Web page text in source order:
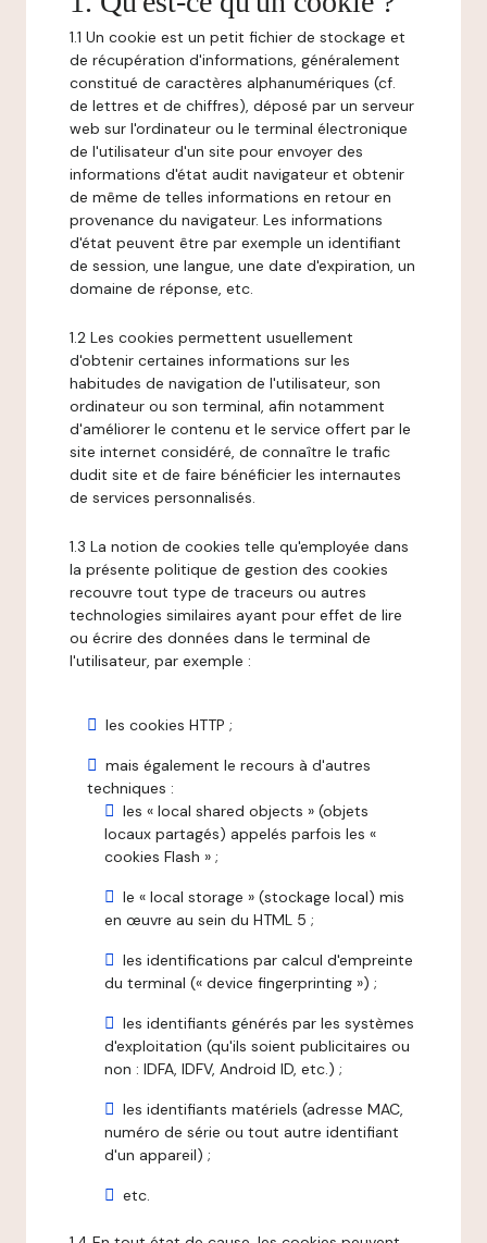
1.1 Un cookie est un petit fichier de stockage et
de récupération d'informations, généralement
constitué de caractères alphanumériques (cf.
de lettres et de chiffres), déposé par un serveur
web sur l'ordinateur ou le terminal électronique
de l'utilisateur d'un site pour envoyer des
informations d'état audit navigateur et obtenir
de même de telles informations en retour en
provenance du navigateur. Les informations
d'état peuvent être par exemple un identifiant
de session, une langue, une date d'expiration, un
domaine de réponse, etc.
1.2 Les cookies permettent usuellement
d'obtenir certaines informations sur les
habitudes de navigation de l'utilisateur, son
ordinateur ou son terminal, afin notamment
d'améliorer le contenu et le service offert par le
site internet considéré, de connaître le trafic
dudit site et de faire bénéficier les internautes
de services personnalisés.
1.3 La notion de cookies telle qu'employée dans
la présente politique de gestion des cookies
recouvre tout type de traceurs ou autres
technologies similaires ayant pour effet de lire
ou écrire des données dans le terminal de
l'utilisateur, par exemple :
les cookies HTTP ;
mais également le recours à d'autres
techniques :
les « local shared objects » (objets
locaux partagés) appelés parfois les «
cookies Flash » ;
le « local storage » (stockage local) mis
en œuvre au sein du HTML 5 ;
les identifications par calcul d'empreinte
du terminal (« device fingerprinting ») ;
les identifiants générés par les systèmes
d'exploitation (qu'ils soient publicitaires ou
non : IDFA, IDFV, Android ID, etc.) ;
les identifiants matériels (adresse MAC,
numéro de série ou tout autre identifiant
d'un appareil) ;
etc.